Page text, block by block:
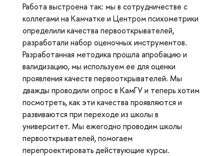
Работа выстроена так: мы в сотрудничестве с
коллегами на Камчатке и Центром психометрики
определили качества первооткрывателей,
разработали набор оценочных инструментов.
Разработанная методика прошла апробацию и
валидизацию, мы используем ее для оценки
проявления качеств первооткрывателей. Мы
дважды проводили опрос в КамГУ и теперь хотим
посмотреть, как эти качества проявляются и
развиваются при переходе из школы в
университет. Мы ежегодно проводим школы
первооткрывателей, помогаем
перепроектировать действующие курсы.